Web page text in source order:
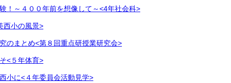
！～４００年前を想像して～<4年社会科>
西小の風景>
のまとめ<第８回重点研授業研究会>
<５年体育>
小に<４年委員会活動見学>